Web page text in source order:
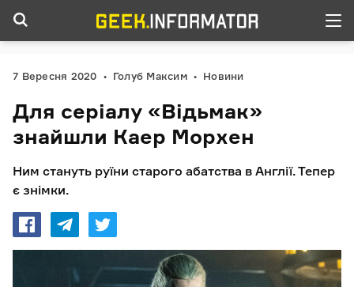
7 Вересня 2020 Голуб Максим Новини
Для серіалу «Відьмак»
знайшли Каер Морхен
Ним стануть руїни старого абатства в Англії. Тепер
є знімки.